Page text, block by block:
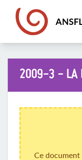
2009-3 - LA
Ce document